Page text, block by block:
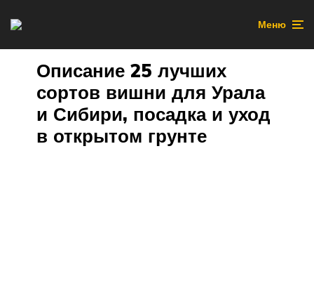
Меню
Описание 25 лучших
сортов вишни для Урала
и Сибири, посадка и уход
в открытом грунте